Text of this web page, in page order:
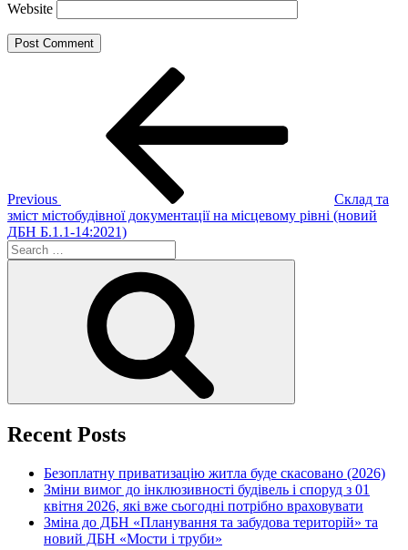
Website
Previous
Склад та
зміст містобудівної документації на місцевому рівні (новий
ДБН Б.1.1-14:2021)
Search
for:
Recent Posts
Безоплатну приватизацію житла буде скасовано (2026)
Зміни вимог до інклюзивності будівель і споруд з 01
квітня 2026, які вже сьогодні потрібно враховувати
Зміна до ДБН «Планування та забудова територій» та
новий ДБН «Мости і труби»